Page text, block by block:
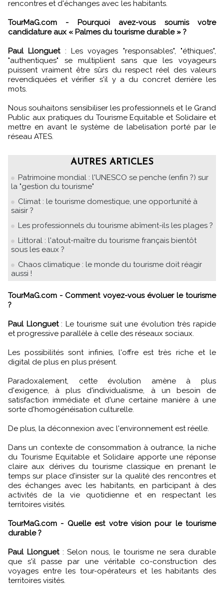
rencontres et d'échanges avec les habitants.
TourMaG.com - Pourquoi avez-vous soumis votre
candidature aux « Palmes du tourisme durable » ?
Paul Llonguet: Les voyages "responsables", "éthiques",
"authentiques" se multiplient sans que les voyageurs
puissent vraiment être sûrs du respect réel des valeurs
revendiquées et vérifier s'il y a du concret derrière les
mots.
Nous souhaitons sensibiliser les professionnels et le Grand
Public aux pratiques du Tourisme Equitable et Solidaire et
mettre en avant le système de labelisation porté par le
réseau ATES.
AUTRES ARTICLES
Patrimoine mondial : l'UNESCO se penche (enfin ?) sur
la "gestion du tourisme"
Climat : le tourisme domestique, une opportunité à
saisir ?
Les professionnels du tourisme abîment-ils les plages ?
Littoral : l'atout-maître du tourisme français bientôt
sous les eaux ?
Chaos climatique : le monde du tourisme doit réagir
aussi !
TourMaG.com - Comment voyez-vous évoluer le tourisme
?
Paul Llonguet: Le tourisme suit une évolution très rapide
et progressive parallèle à celle des réseaux sociaux.
Les possibilités sont infinies, l'offre est très riche et le
digital de plus en plus présent.
Paradoxalement, cette évolution amène à plus
d'exigence, à plus d'individualisme, à un besoin de
satisfaction immédiate et d'une certaine manière à une
sorte d'homogénéisation culturelle.
De plus, la déconnexion avec l'environnement est réelle.
Dans un contexte de consommation à outrance, la niche
du Tourisme Equitable et Solidaire apporte une réponse
claire aux dérives du tourisme classique en prenant le
temps sur place d'insister sur la qualité des rencontres et
des échanges avec les habitants, en participant à des
activités de la vie quotidienne et en respectant les
territoires visités.
TourMaG.com - Quelle est votre vision pour le tourisme
durable ?
Paul Llonguet: Selon nous, le tourisme ne sera durable
que s'il passe par une véritable co-construction des
voyages entre les tour-opérateurs et les habitants des
territoires visités.